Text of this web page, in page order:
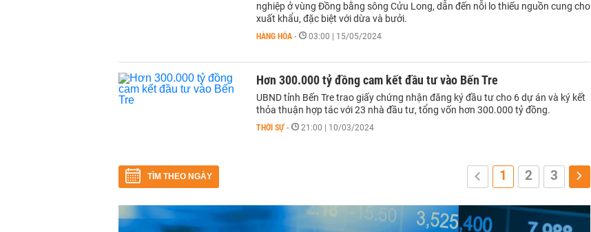
nghiệp ở vùng Đồng bằng sông Cửu Long, dẫn đến nỗi lo thiếu nguồn cung cho
xuất khẩu, đặc biệt với dừa và bưởi.
HÀNG HÓA - 03:00 | 15/05/2024
Hơn 300.000 tỷ đồng cam kết đầu tư vào Bến Tre
UBND tỉnh Bến Tre trao giấy chứng nhận đăng ký đầu tư cho 6 dự án và ký kết
thỏa thuận hợp tác với 23 nhà đầu tư, tổng vốn hơn 300.000 tỷ đồng.
THỜI SỰ - 21:00 | 10/03/2024
TÌM THEO NGÀY 1 2 3